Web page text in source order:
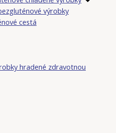
výrobky
cestá
hradené zdravotnou